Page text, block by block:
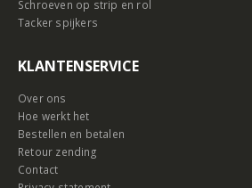
Schroeven op strip en rol
Tacker spijkers
KLANTENSERVICE
Over ons
Hoe werkt het
Bestellen en betalen
Retour zending
Contact